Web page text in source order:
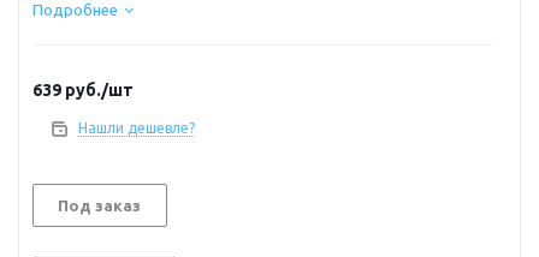
Подробнее
639 руб./шт
Нашли дешевле?
Под заказ